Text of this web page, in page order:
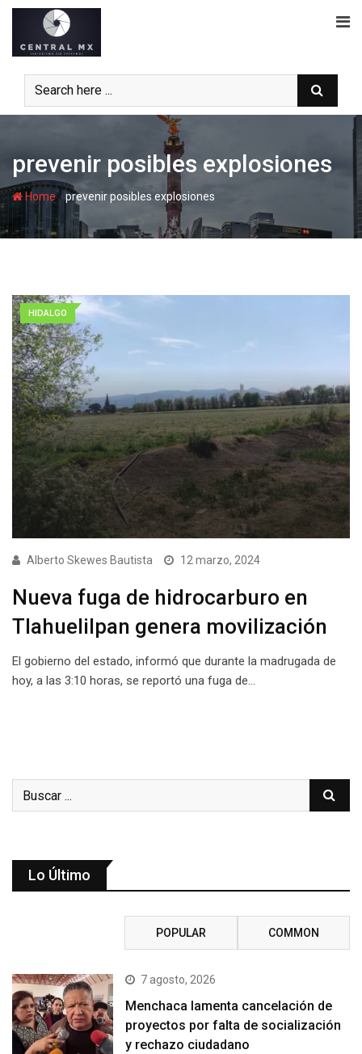
Skip
content
prevenir posibles explosiones
Home-prevenir posibles explosiones
HIDALGO
Alberto Skewes Bautista 12 marzo, 2024
Nueva fuga de hidrocarburo en
Tlahuelilpan genera movilización
El gobierno del estado, informó que durante la madrugada de
hoy, a las 3:10 horas, se reportó una fuga de…
Lo Último
POPULAR COMMON
7 agosto, 2026
Menchaca lamenta cancelación de
proyectos por falta de socialización
y rechazo ciudadano